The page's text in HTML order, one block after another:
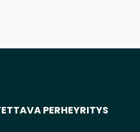
PERHEYRITYS